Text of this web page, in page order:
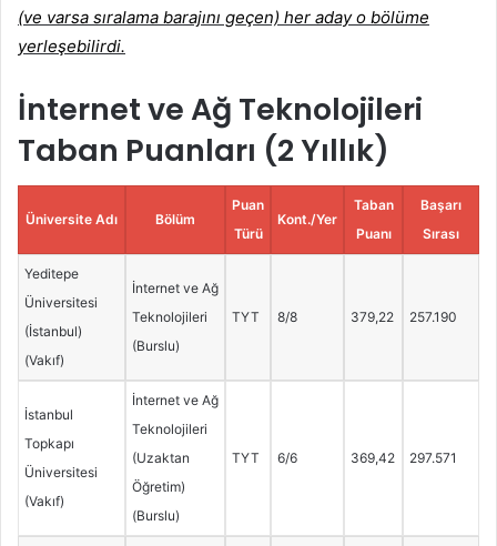
(ve varsa sıralama barajını geçen) her aday o bölüme
yerleşebilirdi.
İnternet ve Ağ Teknolojileri
Taban Puanları (2 Yıllık)
Üniversite Adı Bölüm
Puan
Türü
Kont./Yer
Taban
Puanı
Başarı
Sırası
Yeditepe
Üniversitesi
(İstanbul)
(Vakıf)
İnternet ve Ağ
Teknolojileri
(Burslu)
TYT 8/8 379,22 257.190
İstanbul
Topkapı
Üniversitesi
(Vakıf)
İnternet ve Ağ
Teknolojileri
(Uzaktan
Öğretim)
(Burslu)
TYT 6/6 369,42 297.571